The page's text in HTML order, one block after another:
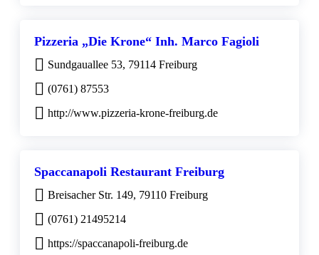
Pizzeria „Die Krone“ Inh. Marco Fagioli
Sundgauallee 53, 79114 Freiburg
(0761) 87553
http://www.pizzeria-krone-freiburg.de
Spaccanapoli Restaurant Freiburg
Breisacher Str. 149, 79110 Freiburg
(0761) 21495214
https://spaccanapoli-freiburg.de